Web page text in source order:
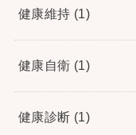
健康維持 (1)
健康自衛 (1)
健康診断 (1)